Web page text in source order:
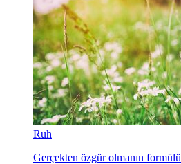
Ruh
Gerçekten özgür olmanın formülü